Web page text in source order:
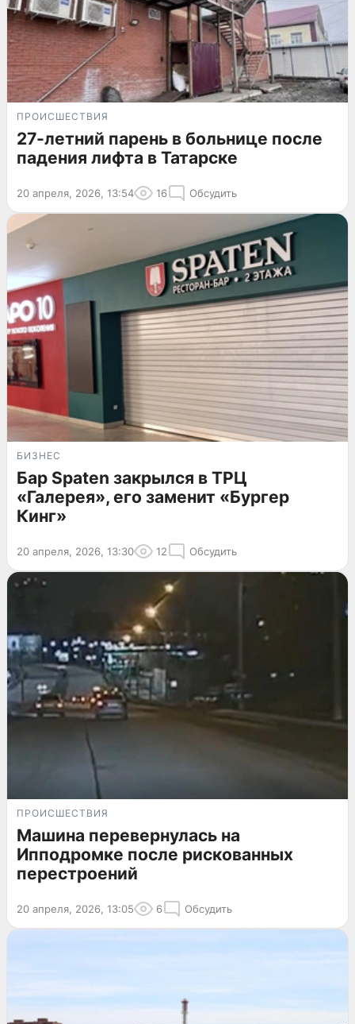
ПРОИСШЕСТВИЯ
27-летний парень в больнице после
падения лифта в Татарске
20 апреля, 2026, 13:54 16 Обсудить
БИЗНЕС
Бар Spaten закрылся в ТРЦ
«Галерея», его заменит «Бургер
Кинг»
20 апреля, 2026, 13:30 12 Обсудить
ПРОИСШЕСТВИЯ
Машина перевернулась на
Ипподромке после рискованных
перестроений
20 апреля, 2026, 13:05 6 Обсудить